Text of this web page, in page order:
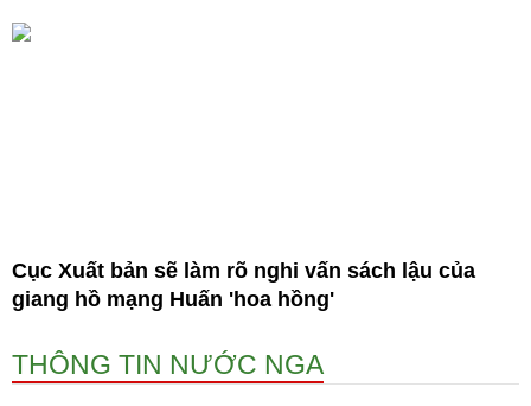
Cục Xuất bản sẽ làm rõ nghi vấn sách lậu của
giang hồ mạng Huấn 'hoa hồng'
THÔNG TIN NƯỚC NGA